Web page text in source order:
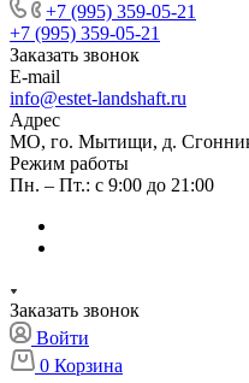
+7 (995) 359-05-21
+7 (995) 359-05-21
Заказать звонок
E-mail
info@estet-landshaft.ru
Адрес
МО, го. Мытищи, д.
Режим работы
Пн. – Пт.: с 9:00 до 21:00
Заказать звонок
Войти
0 Корзина